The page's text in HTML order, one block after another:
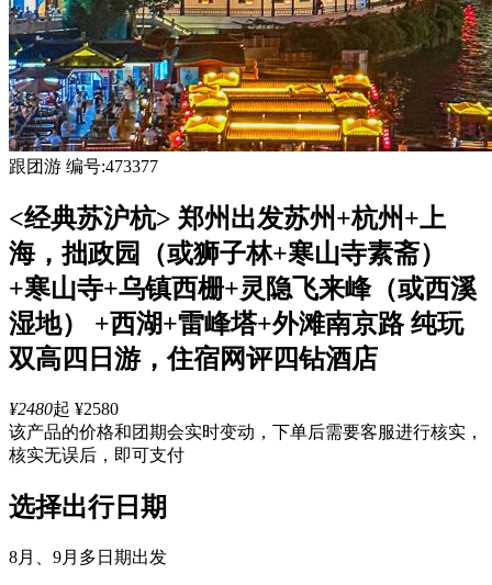
跟团游 编号:473377
<经典苏沪杭> 郑州出发苏州+杭州+上
海，拙政园（或狮子林+寒山寺素斋）
+寒山寺+乌镇西栅+灵隐飞来峰（或西溪
湿地） +西湖+雷峰塔+外滩南京路 纯玩
双高四日游，住宿网评四钻酒店
¥2480起 ¥2580
该产品的价格和团期会实时变动，下单后需要客服进行核实，
核实无误后，即可支付
选择出行日期
8月、9月多日期出发